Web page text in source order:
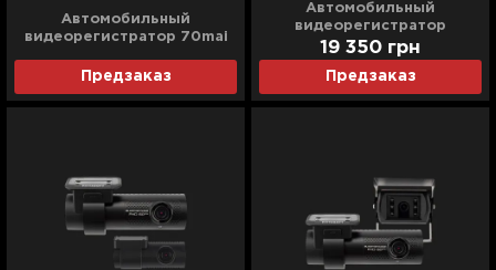
Автомобильный
видеорегистратор 70mai
Предзаказ
Автомобильный
видеорегистратор
Blackvue (DR 590 X-2CH IR)
(UA)
Предзаказ
19 350 грн